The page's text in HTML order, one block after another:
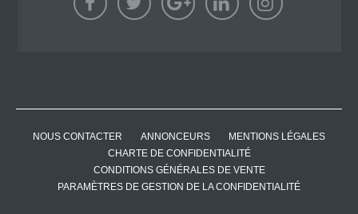
NOUS CONTACTER ANNONCEURS
MENTIONS LÉGALES
CHARTE DE CONFIDENTIALITÉ
CONDITIONS GÉNÉRALES DE VENTE
PARAMÈTRES DE GESTION DE LA CONFIDENTIALITÉ